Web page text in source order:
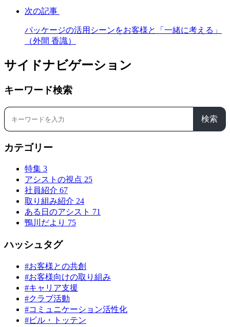
次の記事
パッケージの活用シーンをお客様と「一緒に考える」
（外間 香識）
サイドナビゲーション
キーワード検索
検索
カテゴリー
特集 3
アシストの視点 25
社員紹介 67
取り組み紹介 24
ある日のアシスト 71
鴨川だより 75
ハッシュタグ
#お客様との共創
#お客様向けの取り組み
#キャリア支援
#クラブ活動
#コミュニケーション活性化
#ビル・トッテン